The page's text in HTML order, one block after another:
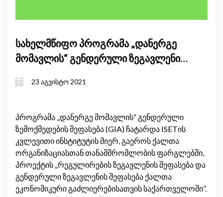
სახელმწიფო პროგრამა „დანერგე
მომავლის“ გენდერული ზეგავლენის
23 აგვისტო 2021
პროგრამა „დანერგე მომავლის“ გენდერული
ზემოქმედების შეფასება (GIA) ჩატარდა ISETის
კვლევითი ინსტიტუტის მიერ, გაეროს ქალთა
ორგანიზაციასთან თანამშრომლობის ფარგლებში,
პროექტის „რეგულირების ზეგავლენის შეფასება და
გენდერული ზეგავლენის შეფასება ქალთა
ეკონომიკური გაძლიერებისათვის საქართველოში”.